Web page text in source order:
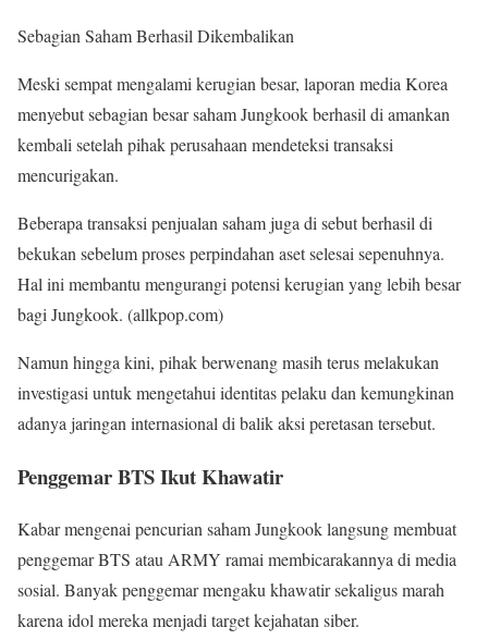
Sebagian Saham Berhasil Dikembalikan
Meski sempat mengalami kerugian besar, laporan media Korea
menyebut sebagian besar saham Jungkook berhasil di amankan
kembali setelah pihak perusahaan mendeteksi transaksi
mencurigakan.
Beberapa transaksi penjualan saham juga di sebut berhasil di
bekukan sebelum proses perpindahan aset selesai sepenuhnya.
Hal ini membantu mengurangi potensi kerugian yang lebih besar
bagi Jungkook. (allkpop.com)
Namun hingga kini, pihak berwenang masih terus melakukan
investigasi untuk mengetahui identitas pelaku dan kemungkinan
adanya jaringan internasional di balik aksi peretasan tersebut.
Penggemar BTS Ikut Khawatir
Kabar mengenai pencurian saham Jungkook langsung membuat
penggemar BTS atau ARMY ramai membicarakannya di media
sosial. Banyak penggemar mengaku khawatir sekaligus marah
karena idol mereka menjadi target kejahatan siber.